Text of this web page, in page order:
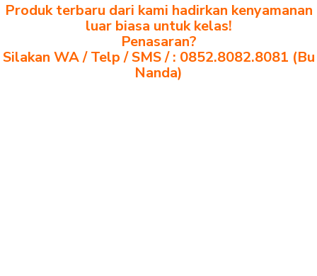
Produk terbaru dari kami hadirkan kenyamanan
luar biasa untuk kelas!
Penasaran?
Silakan WA / Telp / SMS / : 0852.8082.8081 (Bu
Nanda)